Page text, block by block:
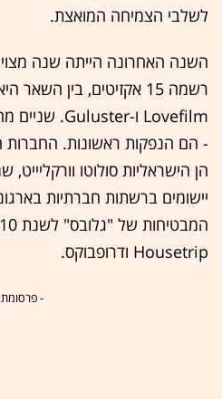
לשלבי הצמיחה המואצת.
השנה האחרונה הייתה שנה
רשמה 15 אקזיטים, בין
- הם הנפקות ראשונות. החברות
הן הישראליות סולוטו
יישומים ברשתות חברתיות
Housetrip ודרופבוקס.
-